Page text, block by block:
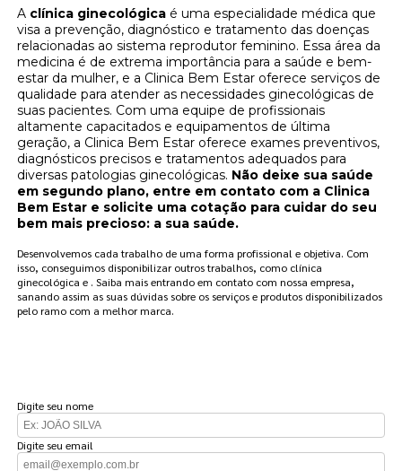
A clínica ginecológica é uma especialidade médica que
visa a prevenção, diagnóstico e tratamento das doenças
relacionadas ao sistema reprodutor feminino. Essa área da
medicina é de extrema importância para a saúde e bem-
estar da mulher, e a Clinica Bem Estar oferece serviços de
qualidade para atender as necessidades ginecológicas de
suas pacientes. Com uma equipe de profissionais
altamente capacitados e equipamentos de última
geração, a Clinica Bem Estar oferece exames preventivos,
diagnósticos precisos e tratamentos adequados para
diversas patologias ginecológicas. Não deixe sua saúde
em segundo plano, entre em contato com a Clinica
Bem Estar e solicite uma cotação para cuidar do seu
bem mais precioso: a sua saúde.
Desenvolvemos cada trabalho de uma forma profissional e objetiva. Com
isso, conseguimos disponibilizar outros trabalhos, como clínica
ginecológica e . Saiba mais entrando em contato com nossa empresa,
sanando assim as suas dúvidas sobre os serviços e produtos disponibilizados
pelo ramo com a melhor marca.
Digite seu nome
Digite seu email